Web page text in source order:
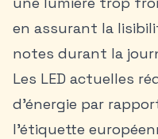
en assurant la
notes durant la
Les LED actuelles
d’énergie par
l’étiquette